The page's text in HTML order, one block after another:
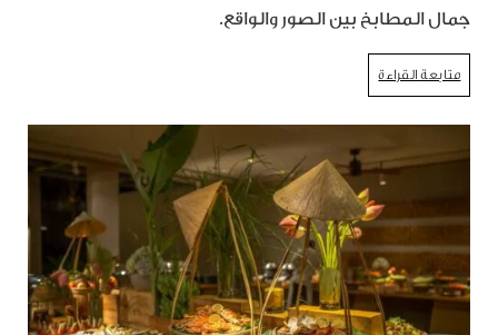
جمال المطابخ بين الصور والواقع.
متابعة القراءة